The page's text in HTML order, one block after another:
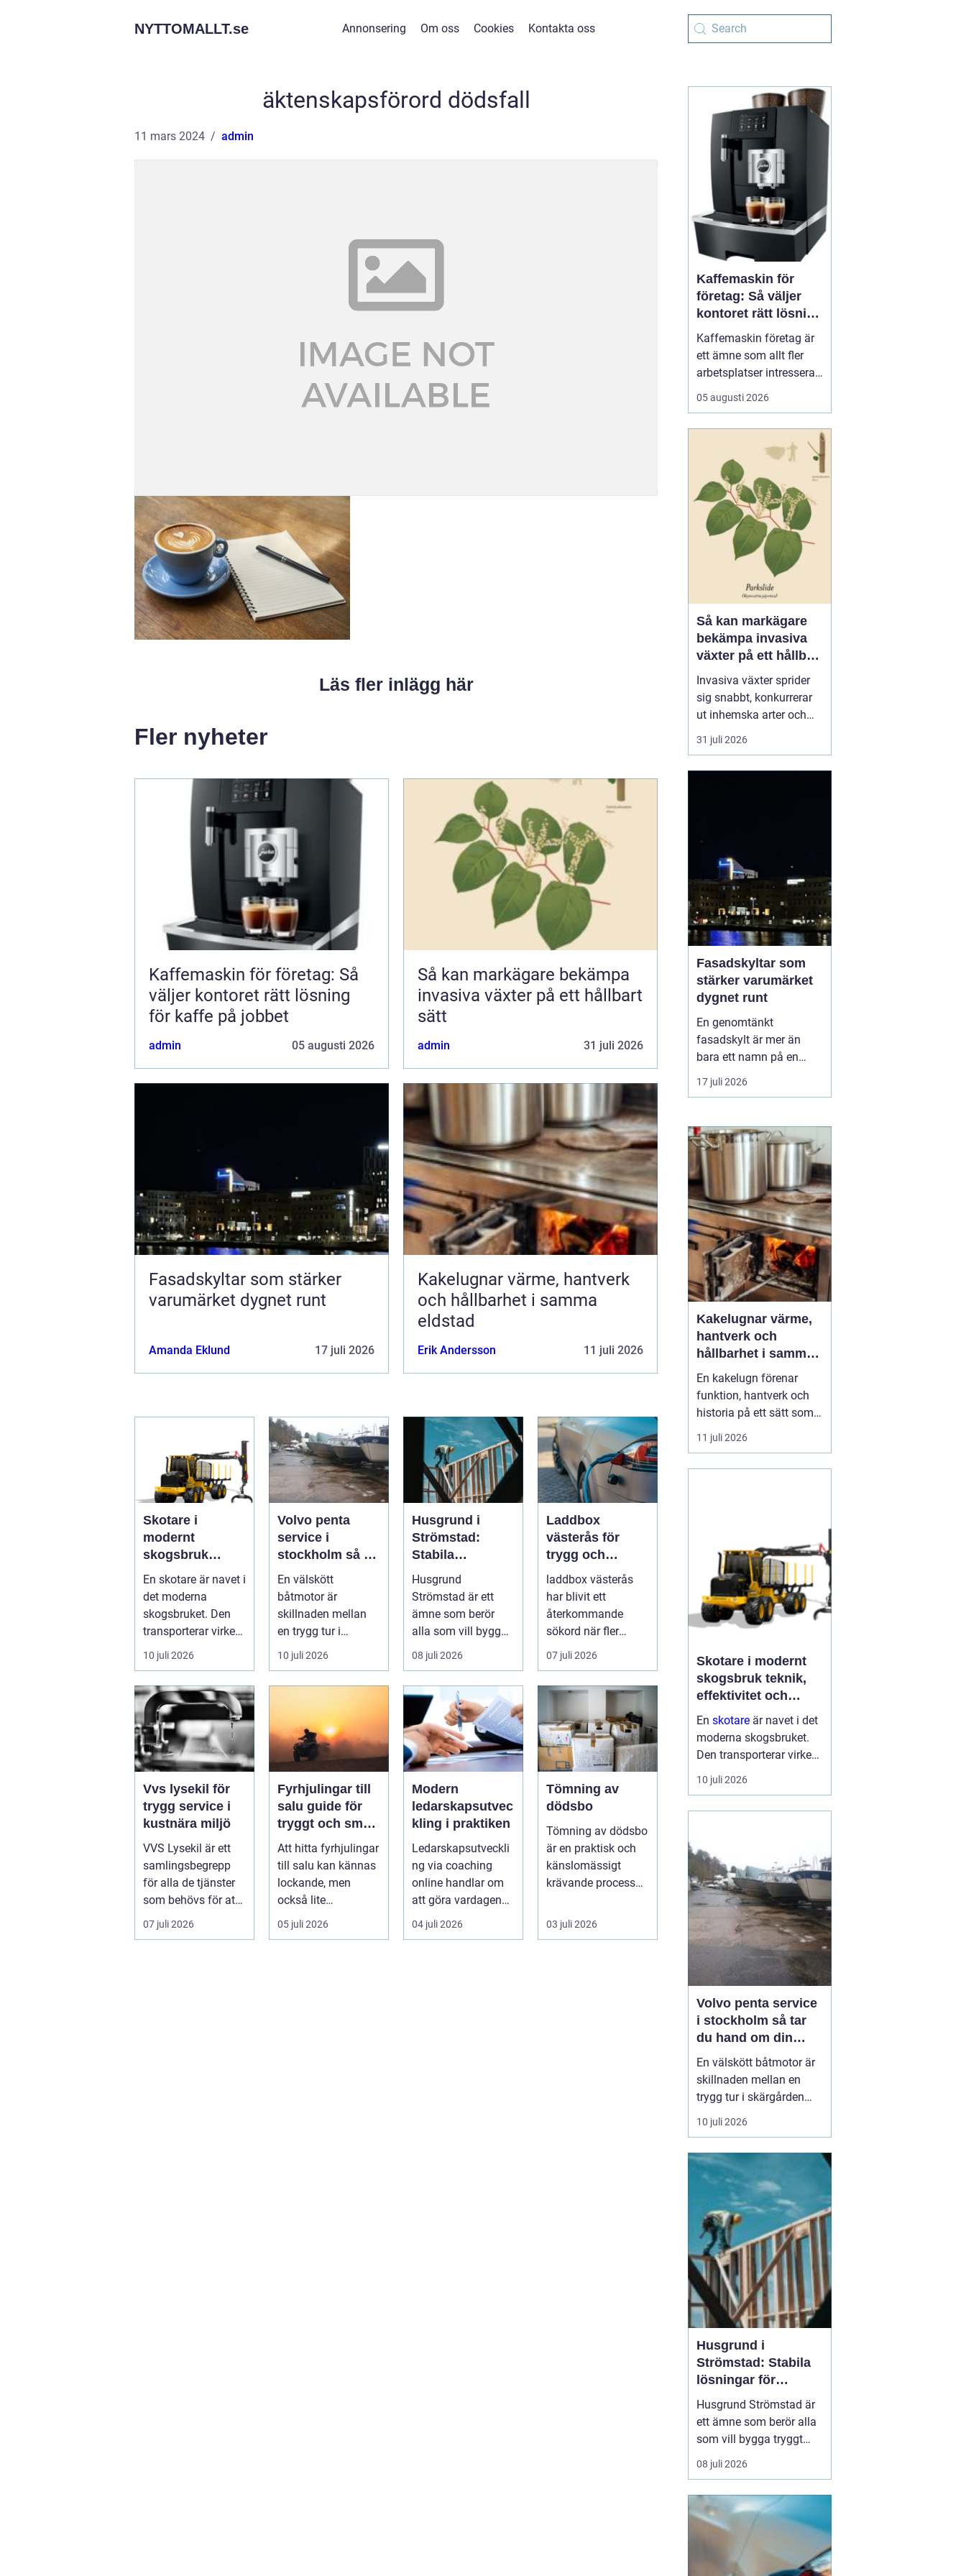
NYTTOMALLT.se Annonsering Om oss Cookies Kontakta oss
äktenskapsförord dödsfall
11 mars 2024 admin
Läs fler inlägg här
Fler nyheter
Kaffemaskin för företag: Så
väljer kontoret rätt lösning
för kaffe på jobbet
admin 05 augusti 2026
Så kan markägare bekämpa
invasiva växter på ett hållbart
sätt
admin 31 juli 2026
Fasadskyltar som stärker
varumärket dygnet runt
Amanda Eklund 17 juli 2026
Kakelugnar värme, hantverk
och hållbarhet i samma
eldstad
Erik Andersson 11 juli 2026
Skotare i
modernt
skogsbruk
teknik,
effektivitet och
hållbarhet
En skotare är navet i
det moderna
skogsbruket. Den
transporterar virke
från
avverkningsplatsen
till ...
10 juli 2026
Volvo penta
service i
stockholm så tar
du hand om din
båtmotor på rätt
sätt
En välskött
båtmotor är
skillnaden mellan
en trygg tur i
skärgården och en
sommar fylld av
ofrivilli...
10 juli 2026
Husgrund i
Strömstad:
Stabila
lösningar för
boende vid
kusten
Husgrund
Strömstad är ett
ämne som berör
alla som vill bygga
tryggt och lå...
08 juli 2026
Laddbox
västerås för
trygg och
effektiv
hemmaladdning
laddbox västerås
har blivit ett
återkommande
sökord när fler
elbilsägare vill
ladda hemma på ett
säk...
07 juli 2026
Vvs lysekil för
trygg service i
kustnära miljö
VVS Lysekil är ett
samlingsbegrepp
för alla de tjänster
som behövs för att
vatten, värme och
avlopp ...
07 juli 2026
Fyrhjulingar till
salu guide för
tryggt och smart
köp
Att hitta fyrhjulingar
till salu kan kännas
lockande, men
också lite
överväldigande.
Utbudet är stor...
05 juli 2026
Modern
ledarskapsutvec
kling i praktiken
Ledarskapsutveckli
ng via coaching
online handlar om
att göra vardagen
som chef både mer
h...
04 juli 2026
Tömning av
dödsbo
Tömning av dödsbo
är en praktisk och
känslomässigt
krävande process
möter en gång ell...
03 juli 2026
Kaffemaskin för
företag: Så väljer
kontoret rätt lösning
för kaffe på jobbet
Kaffemaskin företag är
ett ämne som allt fler
arbetsplatser intresserar
sig för när de vill höja
trivsel och effektivitet på
arbetsdagen, och många
medarbetare up...
05 augusti 2026
Så kan markägare
bekämpa invasiva
växter på ett hållbart
sätt
Invasiva växter sprider
sig snabbt, konkurrerar
ut inhemska arter och
kan på sikt förändra hela
ekosystem. De orsakar
man ska agera, utan
hu...
31 juli 2026
Fasadskyltar som
stärker varumärket
dygnet runt
En genomtänkt
fasadskylt är mer än
bara ett namn på en
vägg. Den fungerar som
företagets ansikte utåt,
signalerar kvalitet innan
någon ens har klivit
innanför dörren. F&o...
17 juli 2026
Kakelugnar värme,
hantverk och
hållbarhet i samma
eldstad
En kakelugn förenar
funktion, hantverk och
historia på ett sätt som
få andra
inredningsdetaljer gör.
energikostnader. I en tid
där många söker...
11 juli 2026
Skotare i modernt
skogsbruk teknik,
effektivitet och
hållbarhet
En skotare är navet i det
moderna skogsbruket.
Den transporterar virke
från avverkningsplatsen
till bilväg eller
förhållanden. Rä...
10 juli 2026
Volvo penta service
i stockholm så tar
du hand om din
båtmotor på rätt sätt
En välskött båtmotor är
skillnaden mellan en
trygg tur i skärgården
och en sommar fylld av
ofrivilliga stopp. Många
Stockholmsområdet
använder Volvo Penta,
just eftersom motorerna
är driftsäkra och
anpassade för nordiska
förhållanden. Men ...
10 juli 2026
Husgrund i
Strömstad: Stabila
lösningar för
boende vid kusten
Husgrund Strömstad är
ett ämne som berör alla
som vill bygga tryggt
och långsiktigt nära
havet. Närheten till
och bergig terräng ställer
höga krav på både p...
08 juli 2026